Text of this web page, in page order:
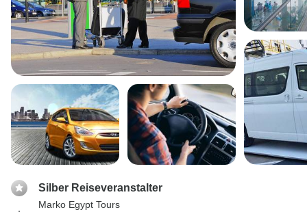
Silber Reiseveranstalter
Marko Egypt Tours